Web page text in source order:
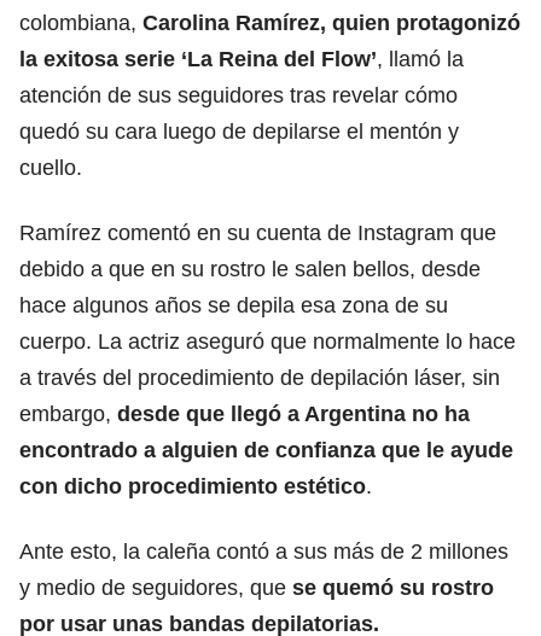
colombiana, Carolina Ramírez, quien protagonizó
la exitosa serie ‘La Reina del Flow’, llamó la
atención de sus seguidores tras revelar cómo
quedó su cara luego de depilarse el mentón y
cuello.
Ramírez comentó en su cuenta de Instagram que
debido a que en su rostro le salen bellos, desde
hace algunos años se depila esa zona de su
cuerpo. La actriz aseguró que normalmente lo hace
a través del procedimiento de depilación láser, sin
embargo, desde que llegó a Argentina no ha
encontrado a alguien de confianza que le ayude
con dicho procedimiento estético.
Ante esto, la caleña contó a sus más de 2 millones
y medio de seguidores, que se quemó su rostro
por usar unas bandas depilatorias.